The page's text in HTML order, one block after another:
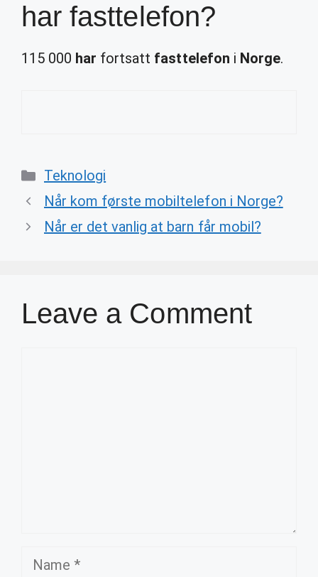
har fasttelefon?
115 000 har fortsatt fasttelefon i Norge.
Categories
Teknologi
Når kom første mobiltelefon i Norge?
Når er det vanlig at barn får mobil?
Leave a Comment
Name